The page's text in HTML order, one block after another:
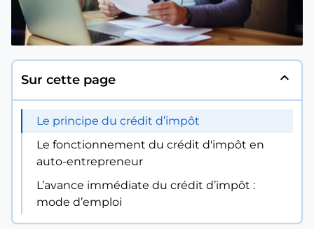
Sur cette page expand_less
Le principe du crédit d’impôt
Le fonctionnement du crédit d'impôt en
auto-entrepreneur
L’avance immédiate du crédit d’impôt :
mode d’emploi